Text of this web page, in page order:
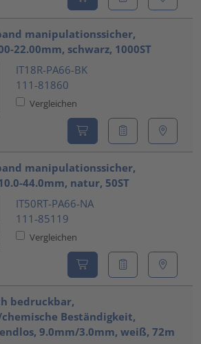
manipulationssicher,
22.00mm, schwarz, 1000ST
IT18R-PA66-BK
111-81860
Vergleichen
manipulationssicher,
44.0mm, natur, 50ST
IT50RT-PA66-NA
111-85119
Vergleichen
bedruckbar,
Beständigkeit,
9.0mm/3.0mm, weiß, 72m